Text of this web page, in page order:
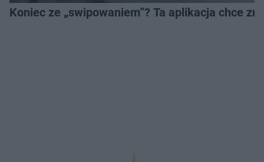
Koniec ze „swipowaniem”? Ta aplikacja chce